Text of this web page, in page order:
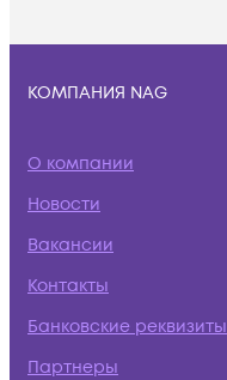
КОМПАНИЯ NAG
О компании
Новости
Вакансии
Контакты
Банковские реквизиты
Партнеры